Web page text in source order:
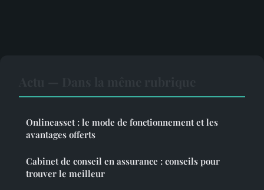
Onlineasset : le mode de fonctionnement et les
avantages offerts
Cabinet de conseil en assurance : conseils pour
trouver le meilleur